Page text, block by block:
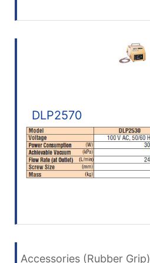
DLP2570
Accessories (Rubber Grip)